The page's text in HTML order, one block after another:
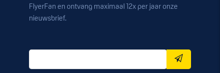
FlyerFan en ontvang maximaal 12x per jaar onze
nieuwsbrief.